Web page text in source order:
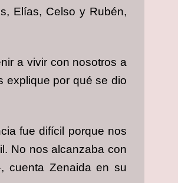
Elías, Celso y Rubén,
a vivir con nosotros a
explique por qué se dio
fue difícil porque nos
No nos alcanzaba con
cuenta Zenaida en su